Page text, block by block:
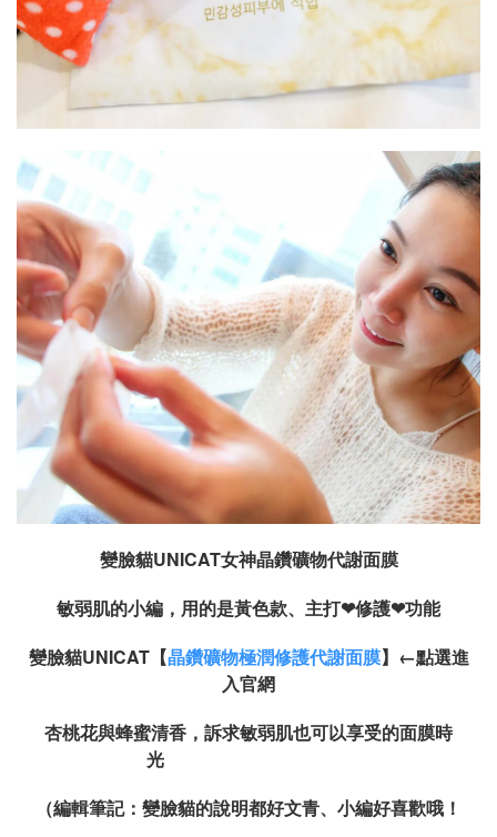
變臉貓UNICAT女神晶鑽礦物代謝面膜
敏弱肌的小編，用的是黃色款、主打❤修護❤功能
變臉貓UNICAT【晶鑽礦物極潤修護代謝面膜】←點選進
入官網
杏桃花與蜂蜜清香，訴求敏弱肌也可以享受的面膜時
光
（編輯筆記：變臉貓的說明都好文青、小編好喜歡哦！